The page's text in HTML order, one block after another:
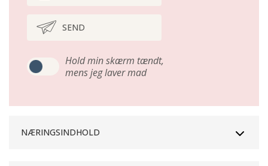
SEND
Hold min skærm tændt,
mens jeg laver mad
NÆRINGSINDHOLD